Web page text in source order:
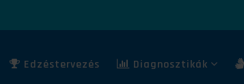
Edzéstervezés Diagnosztikák